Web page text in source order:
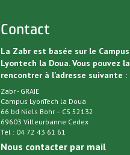
Contact
La Zabr est basée sur le Campus
Lyontech la Doua. Vous pouvez la
rencontrer à l’adresse suivante :
Zabr - GRAIE
Campus LyonTech la Doua
66 bd Niels Bohr – CS 52132
69603 Villeurbanne Cedex
Tél : 04 72 43 61 61
Nous contacter par mail